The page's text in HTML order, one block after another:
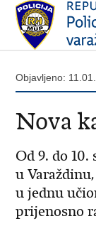
Objavljeno:
Nova
Od 9. do
u
u jednu
prijenosno